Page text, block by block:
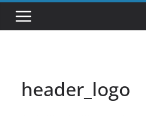
header_logo